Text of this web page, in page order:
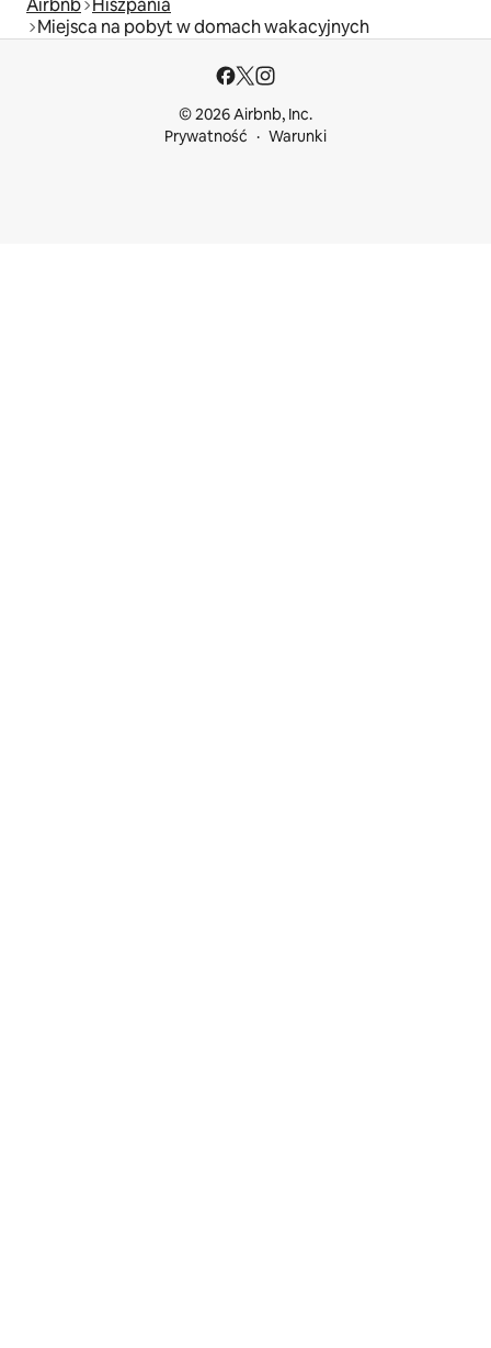
Miejsca na pobyt w domach wakacyjnych
© 2026 Airbnb, Inc.
Prywatność
Warunki